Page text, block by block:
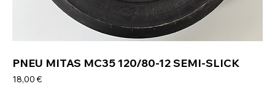
PNEU MITAS MC35 120/80-12 SEMI-SLICK
Prix
18,00 €